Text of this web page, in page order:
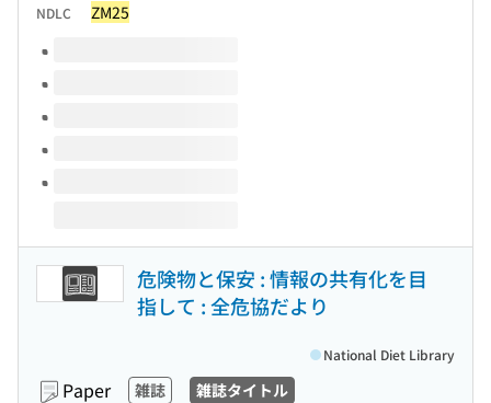
NDLC ZM25
Volumes of this title
危険物と保安 : 情報の共有化を目
指して : 全危協だより
Paper 雑誌 雑誌タイトル
National Diet Library